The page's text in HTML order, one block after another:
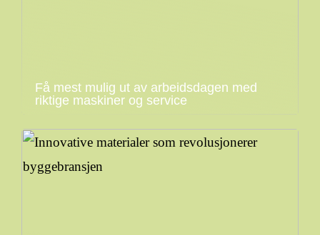
Få mest mulig ut av arbeidsdagen med
riktige maskiner og service